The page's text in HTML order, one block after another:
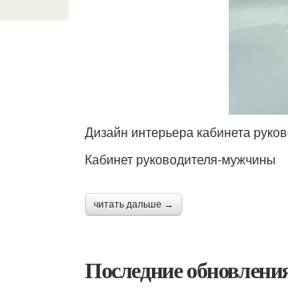
Дизайн интерьера кабинета
Кабинет руководителя-мужчины
читать дальше →
Последние